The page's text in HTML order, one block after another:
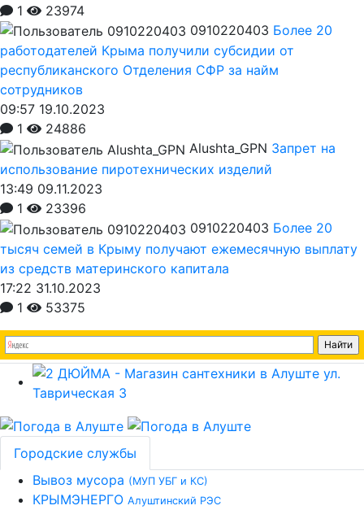
1
23974
0910220403 Более 20
работодателей Крыма получили субсидии от
республиканского Отделения СФР за найм
сотрудников
09:57 19.10.2023
1
24886
Alushta_GPN Запрет на
использование пиротехнических изделий
13:49 09.11.2023
1
23396
0910220403 Более 20
тысяч семей в Крыму получают ежемесячную выплату
из средств материнского капитала
17:22 31.10.2023
1
53375
Городские службы
Вывоз мусора (МУП УБГ и КС)
КРЫМЭНЕРГО Алуштинский РЭС